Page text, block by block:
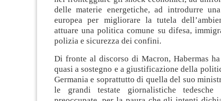
delle materie energetiche, ad introdurre
europea per migliorare la tutela
attuare una politica comune su difesa,
polizia e sicurezza dei confini.
Di fronte al discorso di Macron, Habermas
quasi a sostegno e a giustificazione della
Germania e soprattutto di quella del suo
le grandi testate giornalistiche tedesche